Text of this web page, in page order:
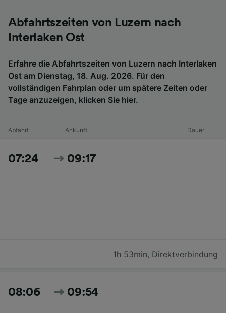
Abfahrtszeiten von Luzern nach
Interlaken Ost
Erfahre die Abfahrtszeiten von Luzern nach Interlaken
Ost am Dienstag, 18. Aug. 2026. Für den
vollständigen Fahrplan oder um spätere Zeiten oder
Tage anzuzeigen, klicken Sie hier.
Abfahrt Ankunft Dauer
07:24 09:17
1h 53min, Direktverbindung
08:06 09:54